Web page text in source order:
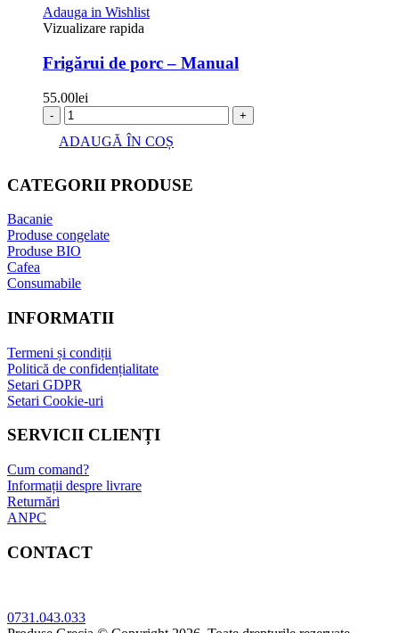
Adauga in Wishlist
Vizualizare rapida
Frigărui de porc – Manual
55.00lei
- +
ADAUGĂ ÎN COȘ
CATEGORII PRODUSE
Bacanie
Produse congelate
Produse BIO
Cafea
Consumabile
INFORMATII
Termeni și condiții
Politică de confidențialitate
Setari GDPR
Setari Cookie-uri
SERVICII CLIENȚI
Cum comand?
Informații despre livrare
Returnări
ANPC
CONTACT
0731.043.033